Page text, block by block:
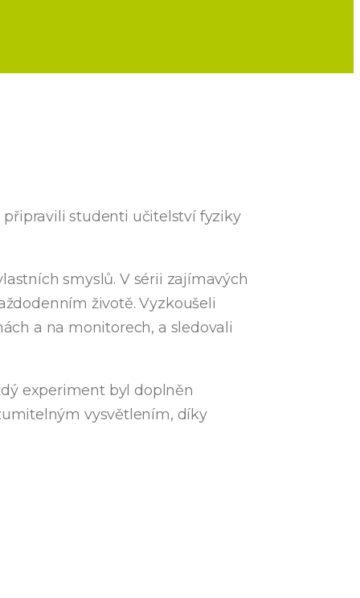
připravili studenti učitelství fyziky
smyslů. V sérii zajímavých
životě. Vyzkoušeli
a na monitorech, a sledovali
experiment byl doplněn
vysvětlením, díky